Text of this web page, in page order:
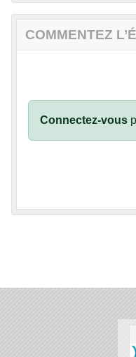
COMMENTEZ
Connectez-vous